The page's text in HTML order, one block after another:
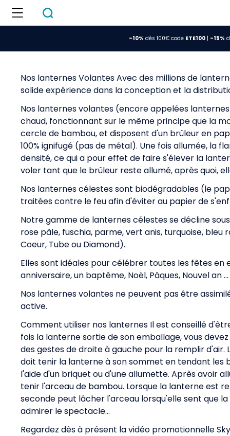
-10% dès 100€ code ETE100| -15%
Nos lanternes Volantes Avec des millions de
solide expérience dans la conception et la
Nos lanternes volantes (encore appelées
chaud, fonctionnant sur le même principe que la
cercle de bambou, et disposent d'un brûleur en
100% ignifugé (pas de métal). Une fois allumée, la
densité, ce qui a pour effet de faire s'élever la
voler tant que le brûleur reste allumé, après quoi,
Nos lanternes célestes sont biodégradables (le
traitées contre le feu afin d'éviter au papier de
Notre gamme de lanternes célestes se décline
rose pâle, fuschia, parme, vert anis, turquoise,
Coeur, Tube ou Diamond).
Elles sont idéales pour célébrer toutes les fêtes
anniversaire, un baptême, Noël, Pâques, Nouvel an ...
Nos lanternes volantes ne peuvent pas être
active.
Comment utiliser nos lanternes Il est conseillé
fois la lanterne sortie de son emballage, vous
des gestes de droite à gauche pour la remplir
doit tenir la lanterne à son sommet en tendant les
l'aide d'un briquet ou d'une allumette. Après avoir
tenir l'arceau de bambou. Lorsque la lanterne est
seconde peut lâcher l'arceau lorsqu'elle sent que
admirer le spectacle...
Regardez dès à présent la vidéo promotionnelle